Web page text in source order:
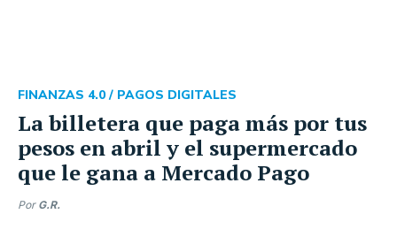
La billetera que paga más por tus
pesos en abril y el supermercado
que le gana a Mercado Pago
FINANZAS 4.0 / PAGOS DIGITALES
Por G.R.